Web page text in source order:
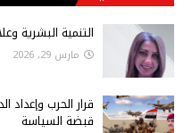
التنمية البشرية
مارس 29, 2026
قرار الحرب
قبضة السياسة